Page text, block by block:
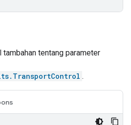
tentang parameter
.